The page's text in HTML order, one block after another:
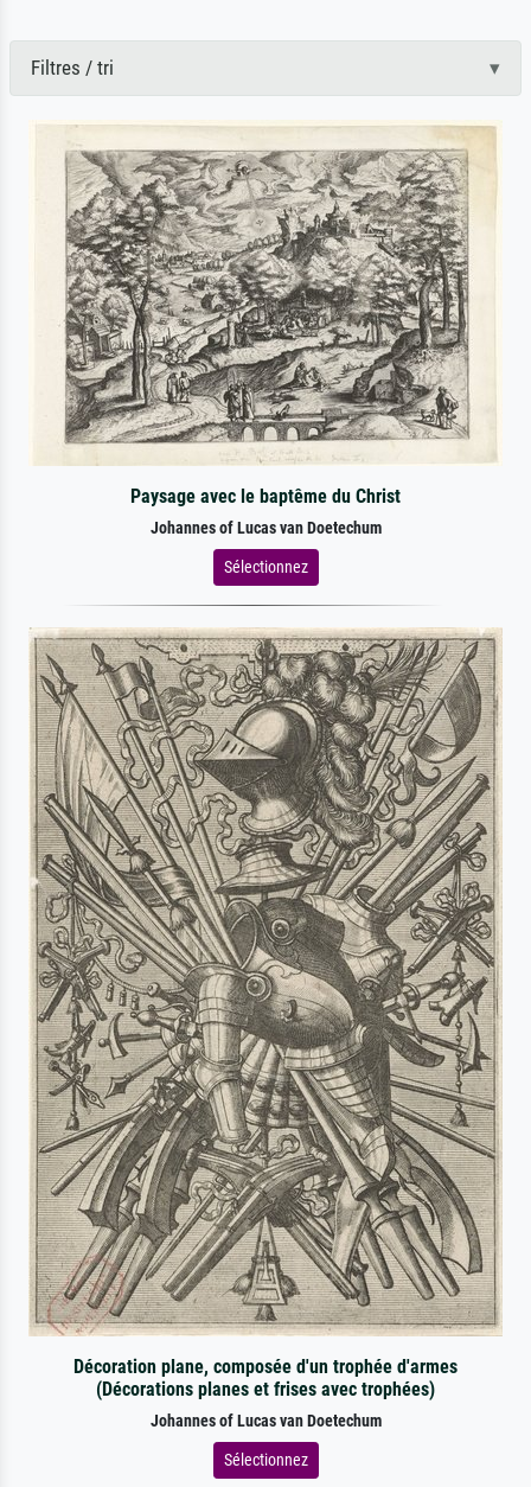
Filtres / tri
Paysage avec le baptême du Christ
Johannes of Lucas van Doetechum
Sélectionnez
Décoration plane, composée d'un trophée d'armes
(Décorations planes et frises avec trophées)
Johannes of Lucas van Doetechum
Sélectionnez